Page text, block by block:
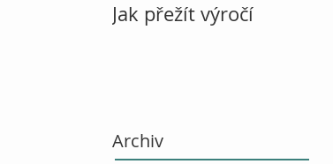
Jak přežít výročí
Archiv